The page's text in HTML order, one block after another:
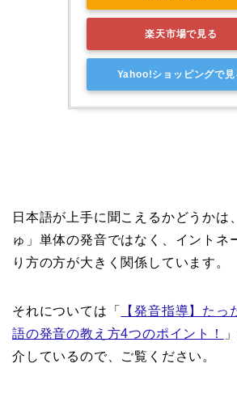
楽天市場で見る
Yahoo!ショッピングで見
日本語が上手に聞こえるかどうかは
ゅ」単体の発音ではなく、イントネ
り方の方が大きく関係しています。
それについては「
【発音指導】た
語の発音の教え方4つのポイント！
介しているので、ご覧ください。